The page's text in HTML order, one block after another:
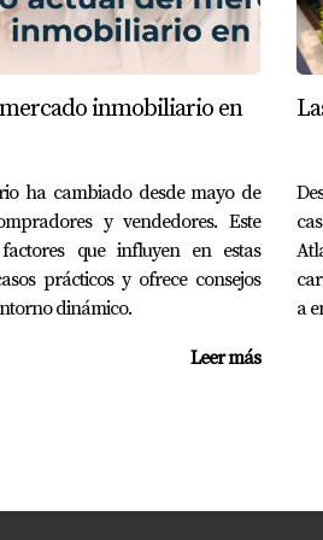
un vecindario bien establecido.
estéticas. Con el tiempo, su
LA
por una casa usada con mucho
remodelaciones. Gracias a
unifamiliar nueva o usada en
y considerar cómo
inmobiliario en
ha cambiado desde mayo de
y vendedores. Este
que influyen en estas
prácticos y ofrece consejos
dinámico.
Leer más
a